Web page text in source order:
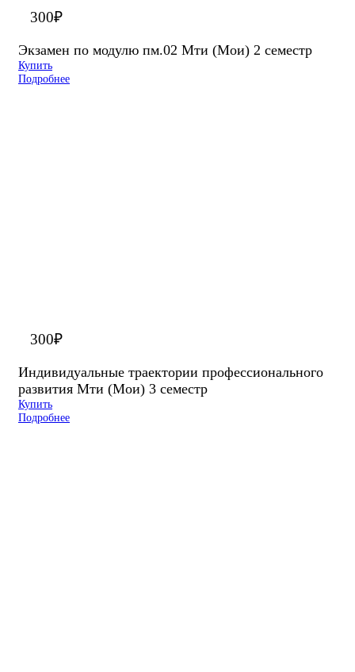
300₽
Экзамен по модулю пм.02 Мти (Мои) 2 семестр
Купить
Подробнее
300₽
Индивидуальные траектории профессионального
развития Мти (Мои) 3 семестр
Купить
Подробнее